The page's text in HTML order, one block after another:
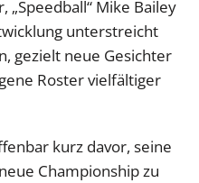
„Speedball“ Mike Bailey
unterstreicht
gezielt neue Gesichter
Roster vielfältiger
kurz davor, seine
Championship zu